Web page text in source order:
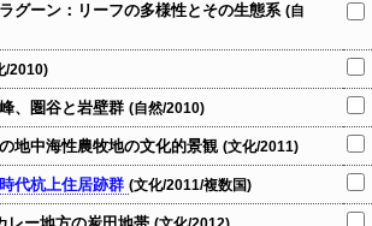
グーン：リーフの多様性とその生態系 (自
/2010)
、圏谷と岩壁群 (自然/2010)
地中海性農牧地の文化的景観 (文化/2011)
代杭上住居跡群 (文化/2011/複数国)